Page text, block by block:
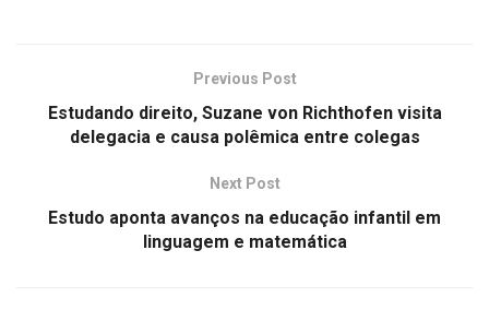
Previous Post
Estudando direito, Suzane von Richthofen visita
delegacia e causa polêmica entre colegas
Next Post
Estudo aponta avanços na educação infantil em
linguagem e matemática